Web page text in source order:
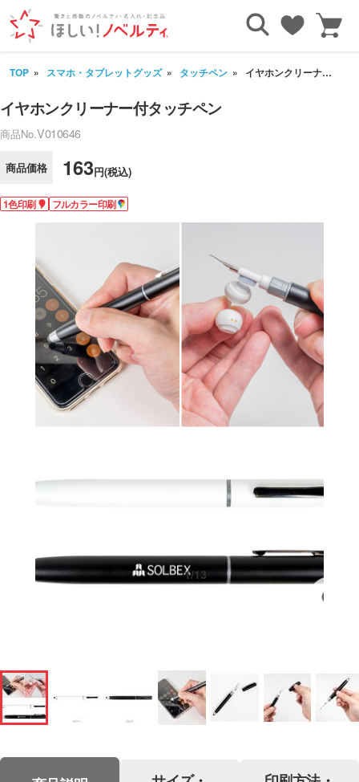
TOP スマホ・タブレットグッズ タッチペン イヤホンクリーナー付タッチペン
イヤホンクリーナー付タッチペン
商品No.V010646
商品価格 163円(税込)
1色印刷 フルカラー印刷
1/13